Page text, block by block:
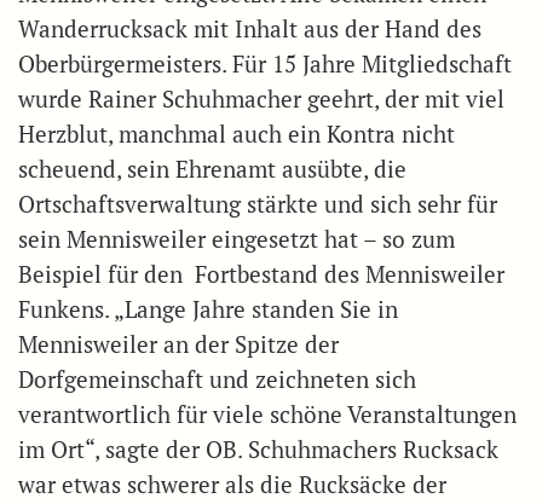
Wanderrucksack mit Inhalt aus der Hand des
Oberbürgermeisters. Für 15 Jahre Mitgliedschaft
wurde Rainer Schuhmacher geehrt, der mit viel
Herzblut, manchmal auch ein Kontra nicht
scheuend, sein Ehrenamt ausübte, die
Ortschaftsverwaltung stärkte und sich sehr für
sein Mennisweiler eingesetzt hat – so zum
Beispiel für den Fortbestand des Mennisweiler
Funkens. „Lange Jahre standen Sie in
Mennisweiler an der Spitze der
Dorfgemeinschaft und zeichneten sich
verantwortlich für viele schöne Veranstaltungen
im Ort“, sagte der OB. Schuhmachers Rucksack
war etwas schwerer als die Rucksäcke der